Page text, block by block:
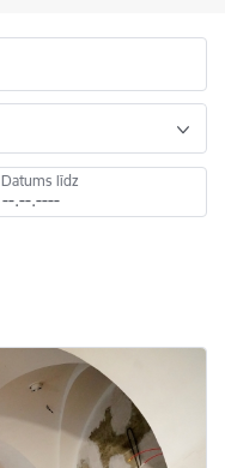
Datums līdz